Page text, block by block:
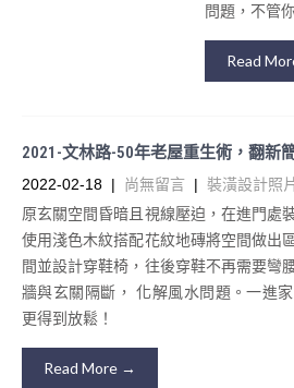
問題，不管
Read
2021-文林路-50年⽼屋重⽣術，翻新
2022-02-18 | 尚無留言 | 裝潢設計照片
原⽞關空間昏暗且視線壓迫，在進⾨處
使⽤淺⾊⽊紋搭配花紋地磚將空間做出
間並設計穿鞋椅，往後穿鞋不再需要彎
牆與⽞關隔斷， 化解⾵⽔問題。⼀進
更得到放鬆！
Read More →